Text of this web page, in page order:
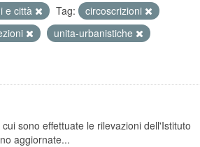
e città Tag:
circoscrizioni
unita-urbanistiche
sono effettuate le rilevazioni dell'Istituto
aggiornate...